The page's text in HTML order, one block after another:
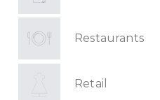
Restaurants
Retail